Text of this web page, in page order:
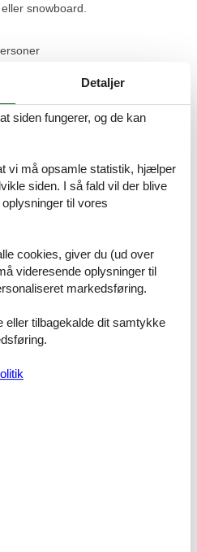
snowboard.
Badekar
Bruser
Detaljer
siden fungerer, og de kan
vi må opsamle statistik, hjælper
siden. I så fald vil der blive
til vores
cookies, giver du (ud over
videresende oplysninger til
markedsføring.
tilbagekalde dit samtykke